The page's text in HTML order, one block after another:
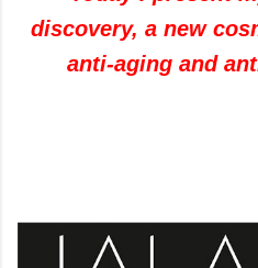
discovery, a new
anti-aging and